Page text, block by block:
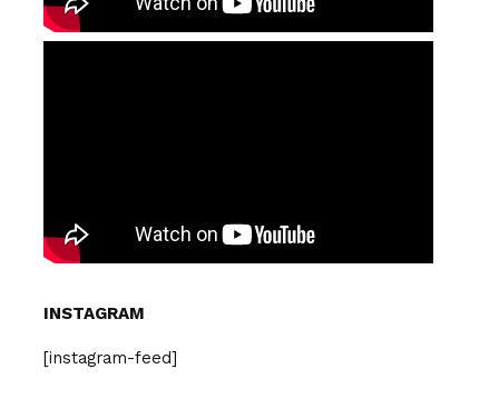
INSTAGRAM
[instagram-feed]